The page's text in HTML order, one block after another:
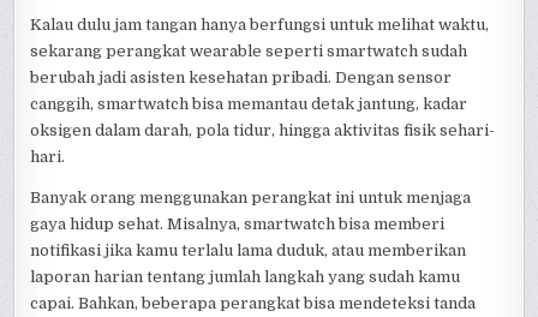
Kalau dulu jam tangan hanya berfungsi untuk melihat waktu,
sekarang perangkat wearable seperti smartwatch sudah
berubah jadi asisten kesehatan pribadi. Dengan sensor
canggih, smartwatch bisa memantau detak jantung, kadar
oksigen dalam darah, pola tidur, hingga aktivitas fisik sehari-
hari.
Banyak orang menggunakan perangkat ini untuk menjaga
gaya hidup sehat. Misalnya, smartwatch bisa memberi
notifikasi jika kamu terlalu lama duduk, atau memberikan
laporan harian tentang jumlah langkah yang sudah kamu
capai. Bahkan, beberapa perangkat bisa mendeteksi tanda